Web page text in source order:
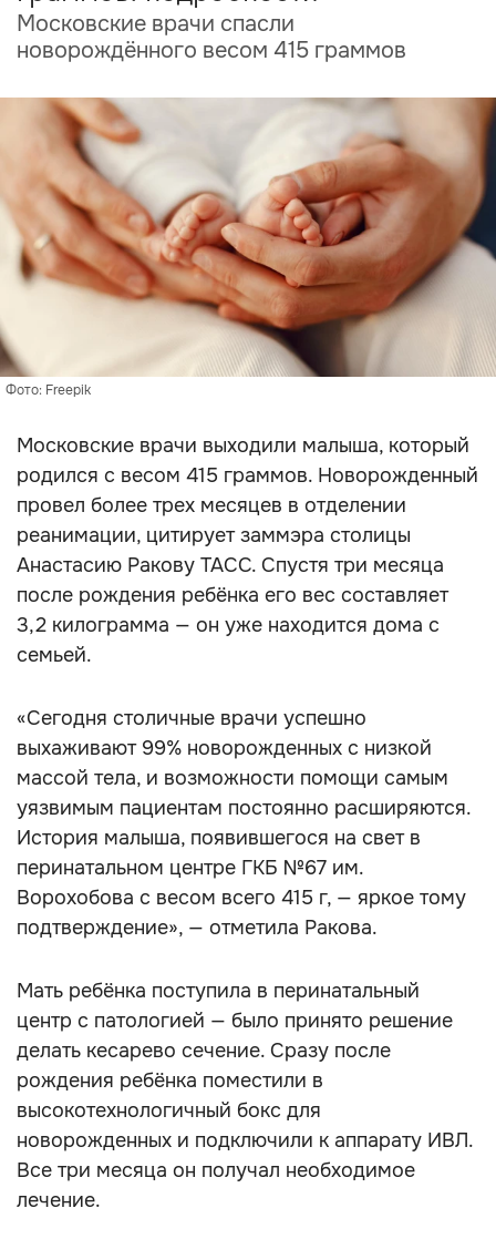
Московские врачи спасли
новорождённого весом 415 граммов
Фото: Freepik
Московские врачи выходили малыша, который
родился с весом 415 граммов. Новорожденный
провел более трех месяцев в отделении
реанимации, цитирует заммэра столицы
Анастасию Ракову ТАСС. Спустя три месяца
после рождения ребёнка его вес составляет
3,2 килограмма — он уже находится дома с
семьей.
«Сегодня столичные врачи успешно
выхаживают 99% новорожденных с низкой
массой тела, и возможности помощи самым
уязвимым пациентам постоянно расширяются.
История малыша, появившегося на свет в
перинатальном центре ГКБ №67 им.
Ворохобова с весом всего 415 г, — яркое тому
подтверждение», — отметила Ракова.
Мать ребёнка поступила в перинатальный
центр с патологией — было принято решение
делать кесарево сечение. Сразу после
рождения ребёнка поместили в
высокотехнологичный бокс для
новорожденных и подключили к аппарату ИВЛ.
Все три месяца он получал необходимое
лечение.